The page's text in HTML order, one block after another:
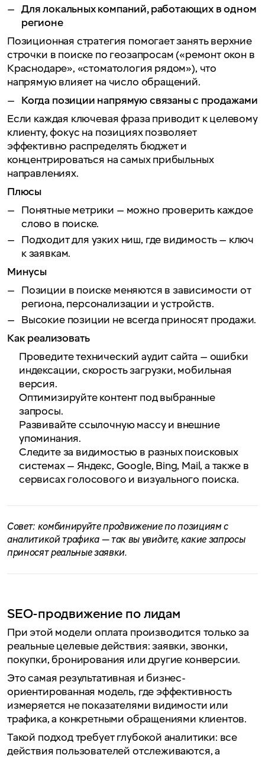
Для локальных компаний, работающих в одном
регионе
Позиционная стратегия помогает занять верхние
строчки в поиске по геозапросам («ремонт окон в
Краснодаре», «стоматология рядом»), что
напрямую влияет на число обращений.
Когда позиции напрямую связаны с продажами
Если каждая ключевая фраза приводит к целевому
клиенту, фокус на позициях позволяет
эффективно распределять бюджет и
концентрироваться на самых прибыльных
направлениях.
Плюсы
Понятные метрики — можно проверить каждое
слово в поиске.
Подходит для узких ниш, где видимость — ключ
к заявкам.
Минусы
Позиции в поиске меняются в зависимости от
региона, персонализации и устройств.
Высокие позиции не всегда приносят продажи.
Как реализовать
Проведите технический аудит сайта — ошибки
индексации, скорость загрузки, мобильная
версия.
Оптимизируйте контент под выбранные
запросы.
Развивайте ссылочную массу и внешние
упоминания.
Следите за видимостью в разных поисковых
системах — Яндекс, Google, Bing, Mail, а также в
сервисах голосового и визуального поиска.
Совет: комбинируйте продвижение по позициям с
аналитикой трафика — так вы увидите, какие запросы
приносят реальные заявки.
SEO-продвижение по лидам
При этой модели оплата производится только за
реальные целевые действия: заявки, звонки,
покупки, бронирования или другие конверсии.
Это самая результативная и бизнес-
ориентированная модель, где эффективность
измеряется не показателями видимости или
трафика, а конкретными обращениями клиентов.
Такой подход требует глубокой аналитики: все
действия пользователей отслеживаются, а